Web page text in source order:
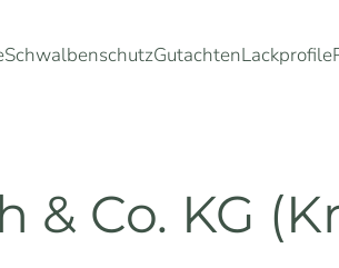
SchwalbenschutzGutachtenLackprofile
Co. KG